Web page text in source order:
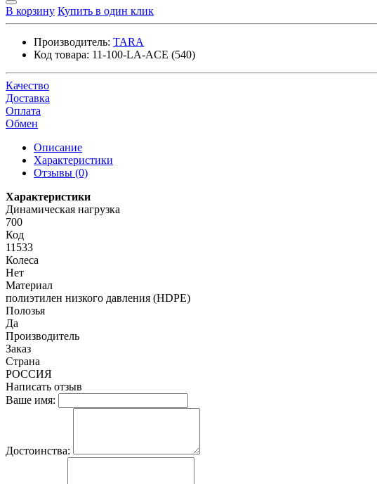
В корзину Купить в один клик
Производитель: TARA
Код товара: 11-100-LA-ACE (540)
Качество
Доставка
Оплата
Обмен
Описание
Характеристики
Отзывы (0)
Характеристики
Динамическая нагрузка
700
Код
11533
Колеса
Нет
Материал
полиэтилен низкого давления (HDPE)
Полозья
Да
Производитель
Заказ
Страна
РОССИЯ
Написать отзыв
Ваше имя:
Достоинства: